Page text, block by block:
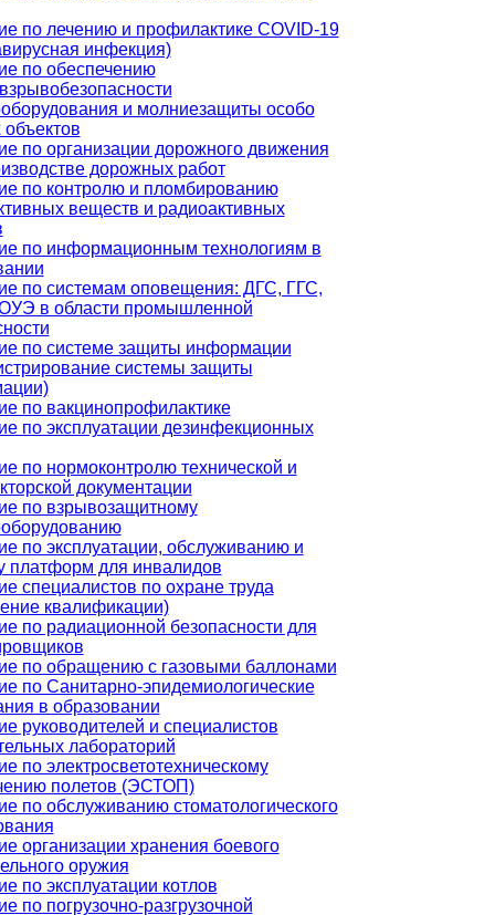
по лечению и профилактике COVID-19
инфекция)
по обеспечению
и молниезащиты особо
по организации дорожного движения
дорожных работ
по контролю и пломбированию
веществ и радиоактивных
по информационным технологиям в
по системам оповещения: ДГС, ГГС,
в области промышленной
по системе защиты информации
системы защиты
по вакцинопрофилактике
по эксплуатации дезинфекционных
по нормоконтролю технической и
документации
по взрывозащитному
по эксплуатации, обслуживанию и
платформ для инвалидов
специалистов по охране труда
квалификации)
по радиационной безопасности для
по обращению с газовыми баллонами
по Санитарно-эпидемиологические
в образовании
руководителей и специалистов
лабораторий
по электросветотехническому
полетов (ЭСТОП)
по обслуживанию стоматологического
организации хранения боевого
оружия
по эксплуатации котлов
по погрузочно-разгрузочной